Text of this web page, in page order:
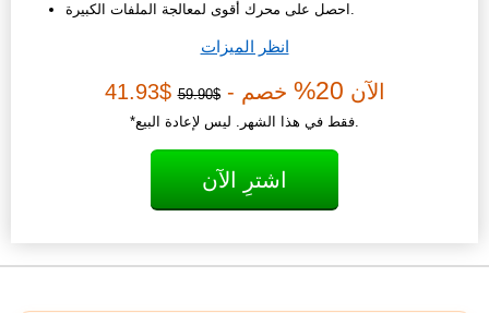
احصل على محرك أقوى لمعالجة الملفات الكبيرة.
انظر الميزات
الآن 20% خصم -$59.90
$41.93
*فقط في هذا الشهر. ليس لإعادة البيع.
اشترِ الآن